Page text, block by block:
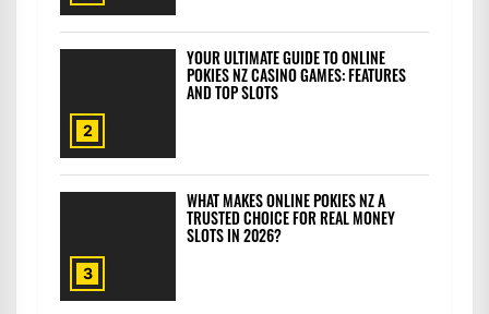
2
YOUR ULTIMATE GUIDE TO ONLINE
POKIES NZ CASINO GAMES: FEATURES
AND TOP SLOTS
3
WHAT MAKES ONLINE POKIES NZ A
TRUSTED CHOICE FOR REAL MONEY
SLOTS IN 2026?